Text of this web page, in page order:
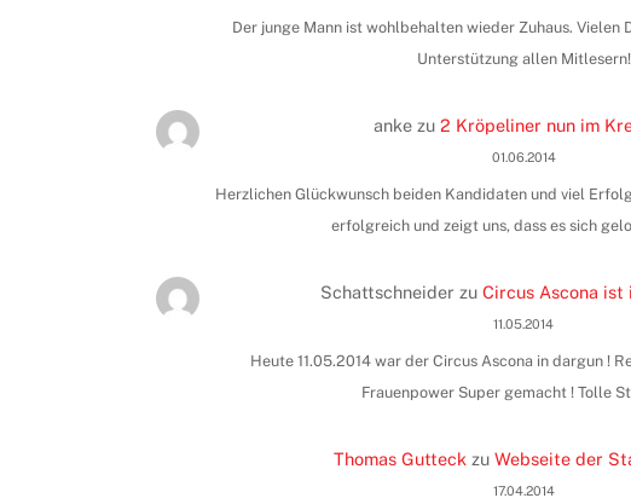
Der junge Mann ist wohlbehalten wieder Zuhaus.
Unterstützung allen Mitlesern!
ankezu 2 Kröpeliner nun im
01.06.2014
Herzlichen Glückwunsch beiden Kandidaten und viel
erfolgreich und zeigt uns, dass es sich
Schattschneider zu Circus Ascona
11.05.2014
Heute 11.05.2014 war der Circus Ascona in dargun !
Frauenpower Super gemacht ! Tolle
Thomas Gutteck zuWebseite der
17.04.2014